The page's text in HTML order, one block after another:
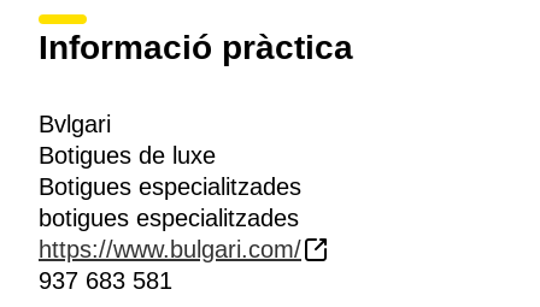
Informació pràctica
Bvlgari
Botigues de luxe
Botigues especialitzades
botigues especialitzades
https://www.bulgari.com/
937 683 581